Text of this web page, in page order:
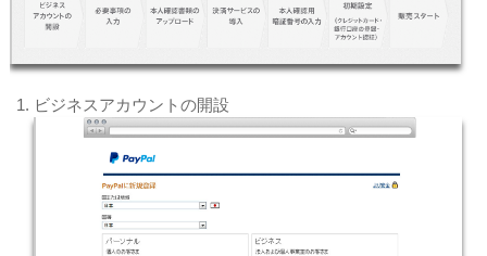
ビジネスアカウントの開設